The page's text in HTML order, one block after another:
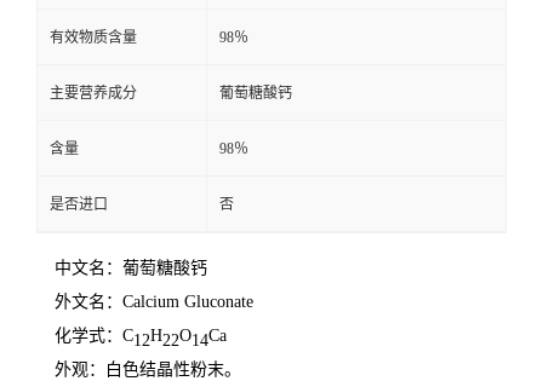
有效物质含量 98％
主要营养成分 葡萄糖酸钙
含量 98％
是否进口 否
中文名：葡萄糖酸钙
外文名：Calcium Gluconate
化学式：C12H22O14Ca
外观：白色结晶性粉末。